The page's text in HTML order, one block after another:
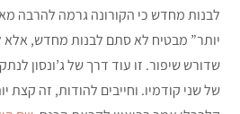
לבנות מחדש כי הקורונה גרמה להרבה
יותר” מבטיח לא סתם לבנות מחדש,
שדורש שיפור. זו עוד דרך של ג’ונסון
של שני קודמיו. וחייבים להודות, זה קצת